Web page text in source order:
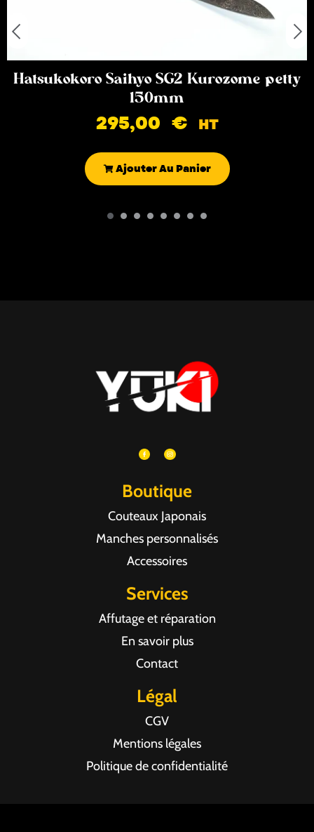
Hatsukokoro Saihyo SG2 Kurozome petty
150mm
295,00 € HT
Ajouter Au Panier
Boutique
Couteaux Japonais
Manches personnalisés
Accessoires
Services
Affutage et réparation
En savoir plus
Contact
Légal
CGV
Mentions légales
Politique de confidentialité